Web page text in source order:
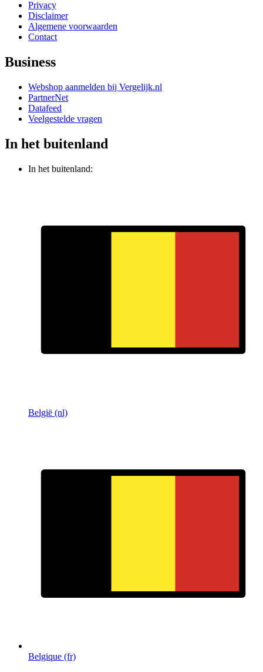
Privacy
Disclaimer
Algemene voorwaarden
Contact
Business
Webshop aanmelden bij Vergelijk.nl
PartnerNet
Datafeed
Veelgestelde vragen
In het buitenland
In het buitenland:
België (nl)
Belgique (fr)